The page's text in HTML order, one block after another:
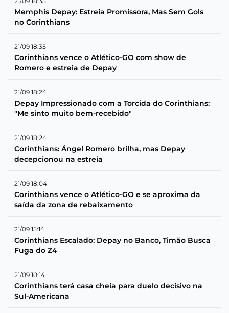
Memphis Depay: Estreia Promissora, Mas Sem Gols
no Corinthians
21/09 18:35
Corinthians vence o Atlético-GO com show de
Romero e estreia de Depay
21/09 18:24
Depay Impressionado com a Torcida do Corinthians:
"Me sinto muito bem-recebido"
21/09 18:24
Corinthians: Ángel Romero brilha, mas Depay
decepcionou na estreia
21/09 18:04
Corinthians vence o Atlético-GO e se aproxima da
saída da zona de rebaixamento
21/09 15:14
Corinthians Escalado: Depay no Banco, Timão Busca
Fuga do Z4
21/09 10:14
Corinthians terá casa cheia para duelo decisivo na
Sul-Americana